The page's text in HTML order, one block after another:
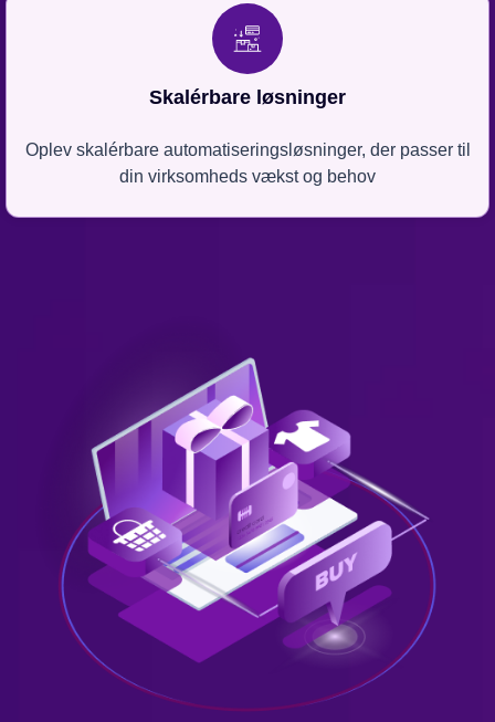
Skalérbare løsninger
Oplev skalérbare automatiseringsløsninger, der passer til
din virksomheds vækst og behov